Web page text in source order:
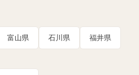
富山県 石川県 福井県